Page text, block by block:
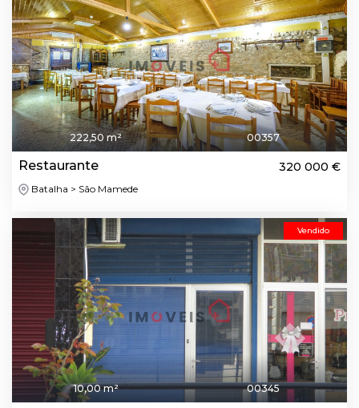
222,50 m² 00357
Restaurante 320 000 €
Batalha > São Mamede
Vendido
10,00 m² 00345